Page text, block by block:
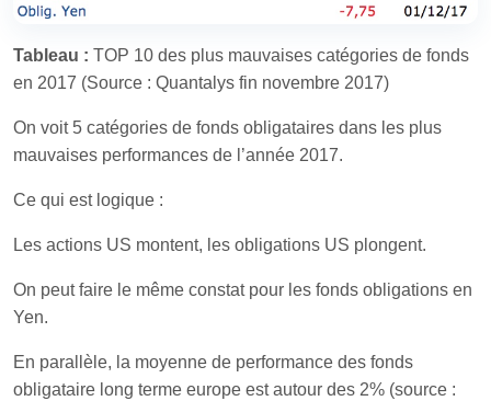
Tableau : TOP 10 des plus mauvaises catégories de fonds
en 2017 (Source : Quantalys fin novembre 2017)
On voit 5 catégories de fonds obligataires dans les plus
mauvaises performances de l’année 2017.
Ce qui est logique :
Les actions US montent, les obligations US plongent.
On peut faire le même constat pour les fonds obligations en
Yen.
En parallèle, la moyenne de performance des fonds
obligataire long terme europe est autour des 2% (source :